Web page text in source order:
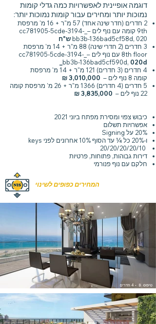
דוגמה אופיינית לאפשרויות כמה גדלי קומות
נמוכות יותר ומחירים עבור קומות נמוכות יותר:
2 חדרים (חדר שינה אחד) 57 מ"ר + 16 מ' מרפסת
9th קומה עם נוף לים –_cc781905-5cde-3194-
bb3b-136bad5cf58d, 020ש"ח
3 חדרים (2 חדרי שינה) 88 מ"ר + 14 מ' מרפסת
8th floor עם נוף לים –_cc781905-5cde-3194-
bb3b-136bad5cf590d, 020d_
4 חדרים (3 חדרים) 121 מ"ר + 14 מ' מרפסת
קומה 8 נוף לים –
3,010,000 ₪
5 חדרים (4 חדרים) 1366 מ"ר + 26 מ' מרפסת קומה
22 נוף לים –
3,835,000 ₪
כיבוש צפוי ומסירת מפתח ביוני 2021
אפשרויות תשלום
20% על Signing
ו-20% כל ¼ עד הסוף 10% אחרונים לפני keys
דירות גבוהות, פתוחות, פרטיות
חלקם עם נוף פנורמי
המחירים כפופים לשינוי